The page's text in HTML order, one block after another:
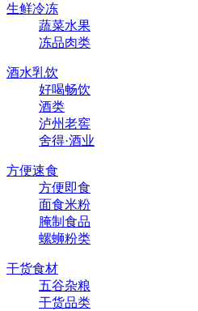
生鲜冷冻
蔬菜水果
冻品肉类
酒水乳饮
好喝畅饮
酒类
泸州老窖
舍得·酒业
方便速食
方便即食
面食米粉
腌制食品
螺蛳粉类
干货食材
五谷杂粮
干货品类